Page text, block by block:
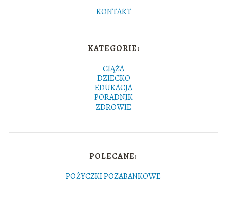
KONTAKT
KATEGORIE:
CIĄŻA
DZIECKO
EDUKACJA
PORADNIK
ZDROWIE
POLECANE:
POŻYCZKI POZABANKOWE